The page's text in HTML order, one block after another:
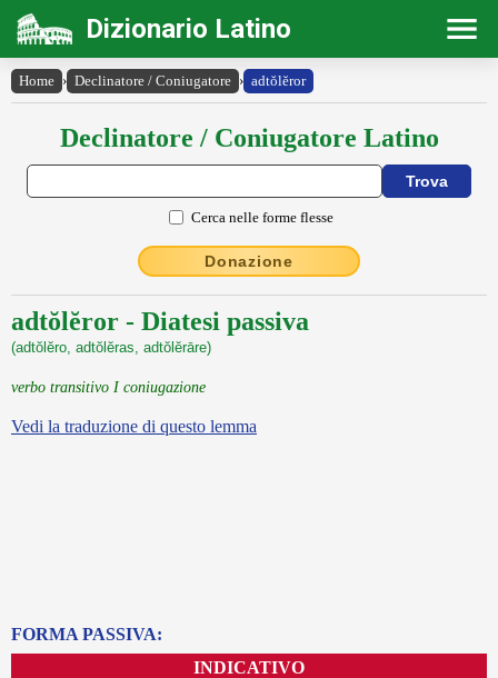
Dizionario Latino
Home › Declinatore / Coniugatore › adtŏlĕror
Declinatore / Coniugatore Latino
Cerca nelle forme flesse
Donazione
adtŏlĕror - Diatesi passiva
(adtŏlĕro, adtŏlĕras, adtŏlĕrāre)
verbo transitivo I coniugazione
Vedi la traduzione di questo lemma
FORMA PASSIVA:
INDICATIVO